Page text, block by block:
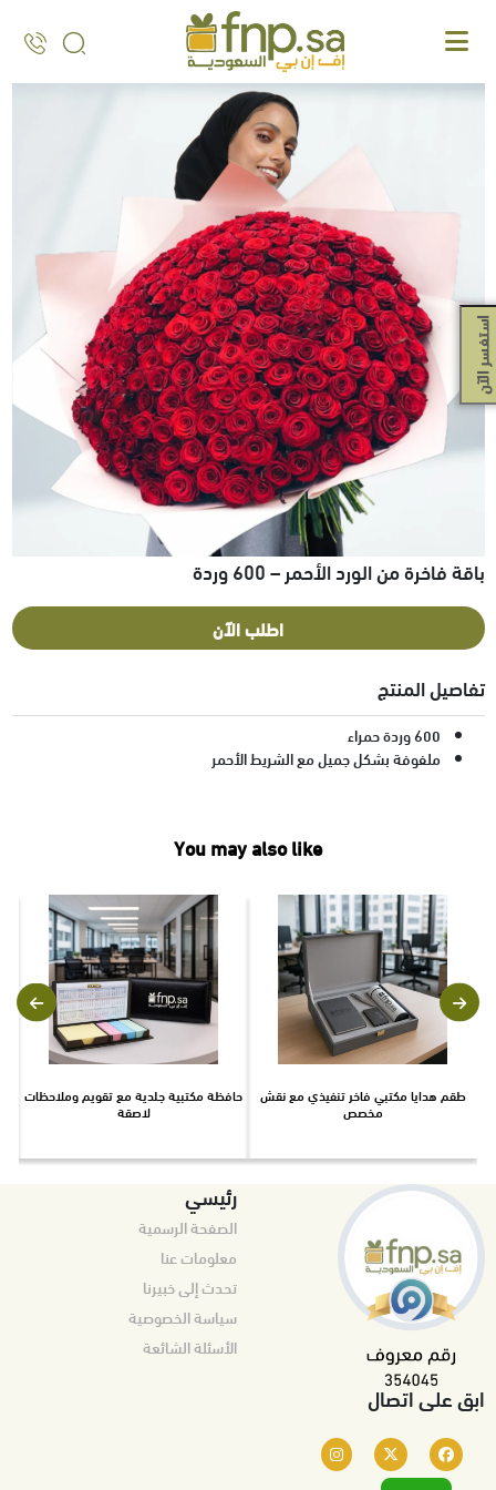
content
استفسر الآن
باقة فاخرة من الورد الأحمر – 600 وردة
اطلب الآن
تفاصيل المنتج
600 وردة حمراء
ملفوفة بشكل جميل مع الشريط الأحمر
You may also like
طقم هدايا مكتبي فاخر تنفيذي مع نقش
مخصص
حافظة مكتبية جلدية مع تقويم وملاحظات
لاصقة
رئيسي
الصفحة الرسمية
معلومات عنا
تحدث إلى خبيرنا
سياسة الخصوصية
الأسئلة الشائعة
ابق على اتصال